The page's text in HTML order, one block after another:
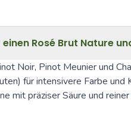
Rosé Brut Nature
Noir, Pinot Meunier und
für intensivere Farbe
mit präziser Säure und